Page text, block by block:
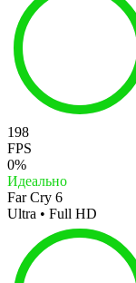
198
FPS
0%
Идеально
Far Cry 6
Ultra • Full HD